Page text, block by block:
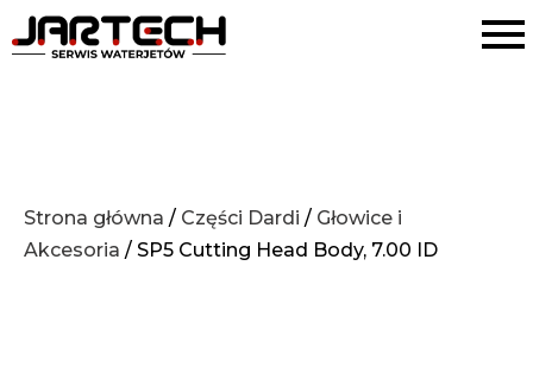
Strona główna / Części Dardi / Głowice i
Akcesoria / SP5 Cutting Head Body, 7.00 ID